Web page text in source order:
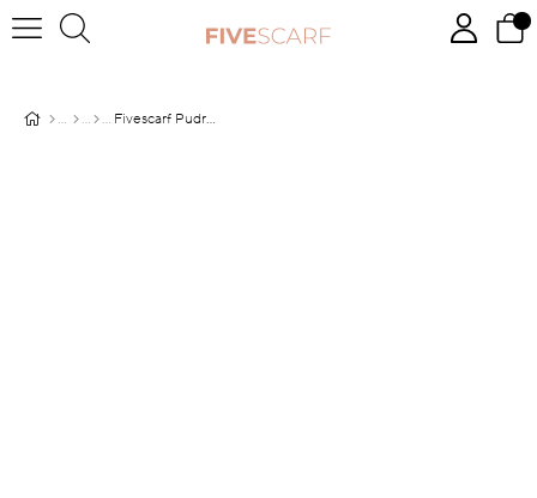
Fivescarf Pudra Relax Sarmaşık Şal